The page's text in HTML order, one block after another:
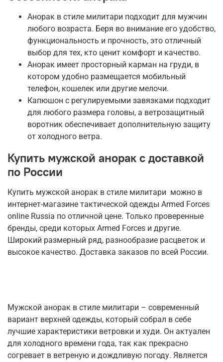
Анорак в стиле милитари подходит для мужчин
любого возраста. Беря во внимание его удобство,
функциональность и прочность, это отличный
выбор для тех, кто ценит комфорт и качество.
Анорак имеет просторный карман на груди, в
котором удобно размещается мобильный
телефон, кошелек или другие мелочи.
Капюшон с регулируемыми завязками подходит
для любого размера головы, а ветрозащитный
воротник обеспечивает дополнительную защиту
от холодного ветра.
Купить мужской анорак с доставкой
по России
Купить мужской анорак в стиле милитари можно в
интернет-магазине тактической одежды Armed Forces
online Russia по отличной цене. Только проверенные
бренды, среди которых Armed Forces и другие.
Широкий размерный ряд, разнообразие расцветок и
высокое качество. Доставка заказов по всей России.
Мужской анорак в стиле милитари – современный
вариант верхней одежды, который собрал в себе
лучшие характеристики ветровки и худи. Он актуален
для холодного времени года, так как прекрасно
согревает в ветреную и дождливую погоду. Является